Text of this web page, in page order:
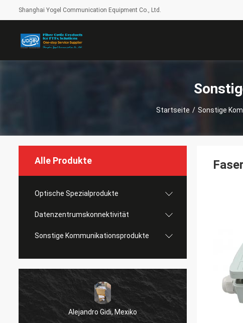
Shanghai Yogel Communication Equipment Co., Ltd.
Startseite / Sonstige
Alle Produkte
Optische Spezialprodukte
Datenzentrumskonnektivität
Sonstige Kommunikationsprodukte
Alejandro Gidi, Mexiko